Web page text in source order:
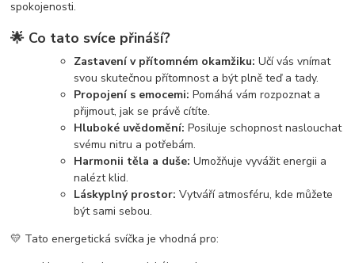
spokojenosti.
🌟 Co tato svíce přináší?
Zastavení v přítomném okamžiku: Učí vás vnímat
svou skutečnou přítomnost a být plně teď a tady.
Propojení s emocemi: Pomáhá vám rozpoznat a
přijmout, jak se právě cítíte.
Hluboké uvědomění: Posiluje schopnost naslouchat
svému nitru a potřebám.
Harmonii těla a duše: Umožňuje vyvážit energii a
nalézt klid.
Láskyplný prostor: Vytváří atmosféru, kde můžete
být sami sebou.
💛 Tato energetická svíčka je vhodná pro: